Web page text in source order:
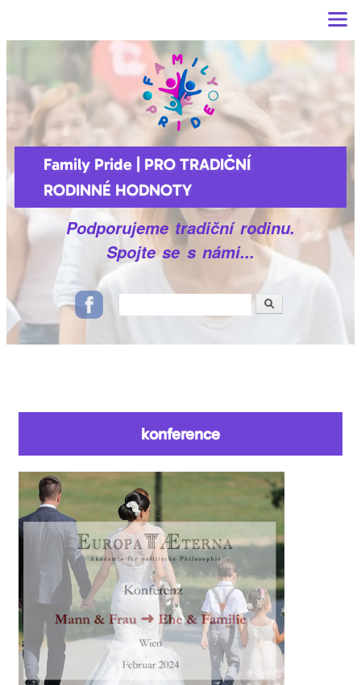
Přejít k
hlavnímu
obsahu
Family Pride | PRO TRADIČNÍ
RODINNÉ HODNOTY
Podporujeme tradiční rodinu.
Spojte se s námi...
Ikonky sociálních sítí
Vyhledávání
Hledat
konference